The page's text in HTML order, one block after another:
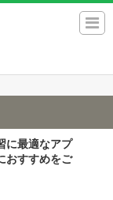
に最適なアプ
おすすめをご